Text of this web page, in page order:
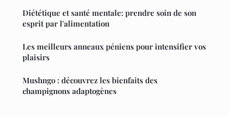
Diététique et santé mentale: prendre soin de son
esprit par l'alimentation
Les meilleurs anneaux péniens pour intensifier vos
plaisirs
Mushngo : découvrez les bienfaits des
champignons adaptogènes